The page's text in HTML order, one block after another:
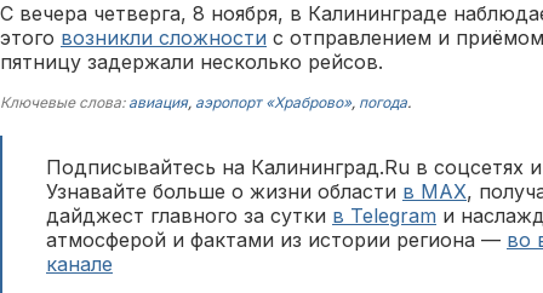
С вечера четверга, 8 ноября, в Калининграде
этого возникли сложности с отправлением и
пятницу задержали несколько рейсов.
Ключевые слова: авиация, аэропорт «Храброво», погода.
Подписывайтесь на Калининград.Ru в соцсетях
Узнавайте больше о жизни области в MAX,
дайджест главного за сутки в Telegram и
атмосферой и фактами из истории региона — во
канале